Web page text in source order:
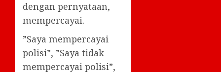
dengan pernyataan,
mempercayai.
”Saya mempercayai
polisi”, ”Saya tidak
mempercayai polisi”,